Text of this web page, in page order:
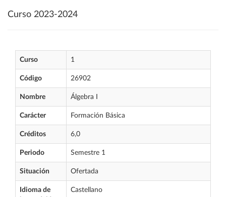
Curso 2023-2024
Curso 1
Código 26902
Nombre Álgebra I
Carácter Formación Básica
Créditos 6,0
Periodo Semestre 1
Situación Ofertada
Idioma de
Castellano